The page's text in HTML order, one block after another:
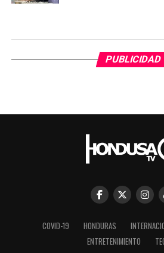
PUBLICIDAD
COVID-19 HONDURAS
ENTRETENIMIENTO